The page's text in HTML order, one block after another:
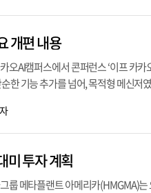
개편 내용
오AI캠퍼스에서 콘퍼런스 ‘이프 카
한 기능 추가를 넘어, 목적형 메신저
미 투자 계획
룹 메타플랜트 아메리카(HMGMA)